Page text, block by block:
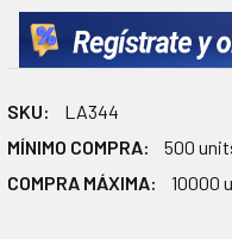
SKU:
LA344
MÍNIMO COMPRA:
500
COMPRA MÁXIMA:
10000